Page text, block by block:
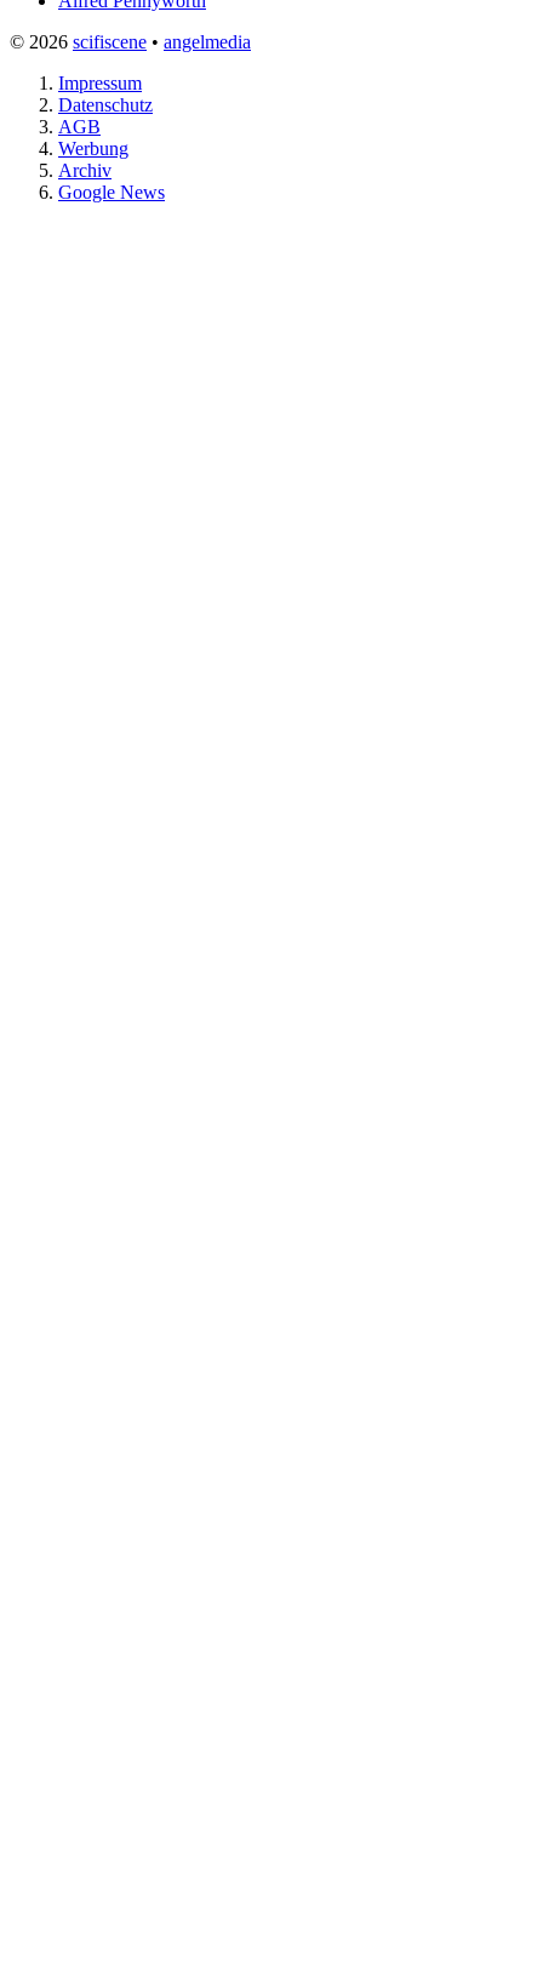
© 2026 scifiscene • angelmedia
Impressum
Datenschutz
AGB
Werbung
Archiv
Google News